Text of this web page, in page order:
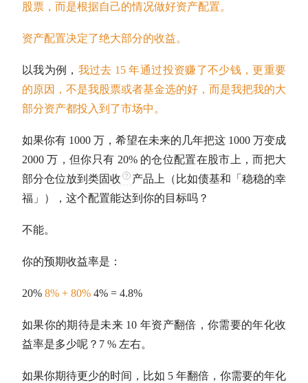
股票，而是根据自己的情况做好资产配置。
资产配置决定了绝大部分的收益。
以我为例， 我过去 15 年通过投资赚了不少钱，更重要
的原因，不是我股票或者基金选的好，而是我把我的大
部分资产都投入到了市场中。
如果你有 1000 万，希望在未来的几年把这 1000 万变成
2000 万，但你只有 20% 的仓位配置在股市上，而把大
部分仓位放到类固收 产品上（比如债基和「稳稳的幸
福」），这个配置能达到你的目标吗？
不能。
你的预期收益率是：
20% 8% + 80% 4% = 4.8%
如果你的期待是未来 10 年资产翻倍，你需要的年化收
益率是多少呢？7 % 左右。
如果你期待更少的时间，比如 5 年翻倍，你需要的年化